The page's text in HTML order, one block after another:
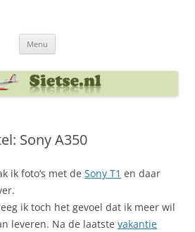
Menu
Sony A350
ik foto’s met de Sony T1 en daar
ik toch het gevoel dat ik meer wil
leveren. Na de laatste vakantie